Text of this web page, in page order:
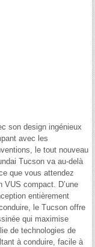
son design ingénieux
avec les
le tout nouveau
Tucson va au-delà
que vous attendez
VUS compact. D’une
entièrement
le Tucson offre
qui maximise
de technologies de
à conduire, facile à